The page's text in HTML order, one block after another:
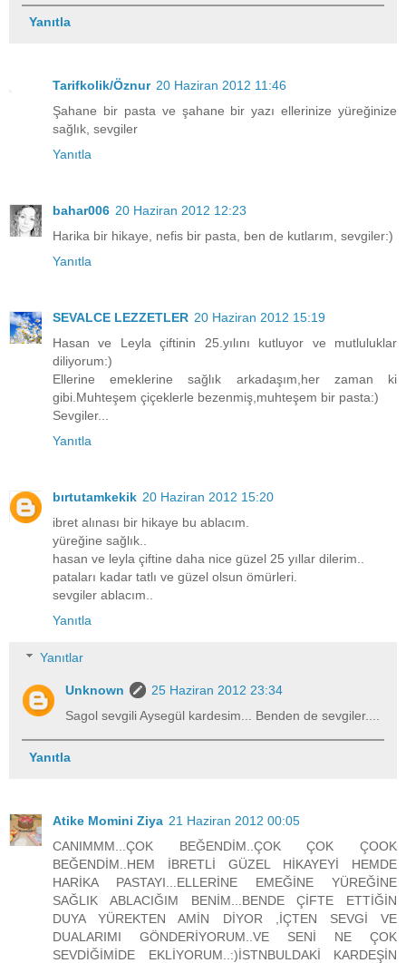
Yanıtla
Tarifkolik/Öznur 20 Haziran 2012 11:46
Şahane bir pasta ve şahane bir yazı ellerinize yüreğinize
sağlık, sevgiler
Yanıtla
bahar006 20 Haziran 2012 12:23
Harika bir hikaye, nefis bir pasta, ben de kutlarım, sevgiler:)
Yanıtla
SEVALCE LEZZETLER 20 Haziran 2012 15:19
Hasan ve Leyla çiftinin 25.yılını kutluyor ve mutluluklar
diliyorum:)
Ellerine emeklerine sağlık arkadaşım,her zaman ki
gibi.Muhteşem çiçeklerle bezenmiş,muhteşem bir pasta:)
Sevgiler...
Yanıtla
bırtutamkekik 20 Haziran 2012 15:20
ibret alınası bir hikaye bu ablacım.
yüreğine sağlık..
hasan ve leyla çiftine daha nice güzel 25 yıllar dilerim..
pataları kadar tatlı ve güzel olsun ömürleri.
sevgiler ablacım..
Yanıtla
Yanıtlar
Unknown
25 Haziran 2012 23:34
Sagol sevgili Aysegül kardesim... Benden de sevgiler....
Yanıtla
Atike Momini Ziya 21 Haziran 2012 00:05
CANIMMM...ÇOK BEĞENDİM..ÇOK ÇOK ÇOOK
BEĞENDİM..HEM İBRETLİ GÜZEL HİKAYEYİ HEMDE
HARİKA PASTAYI...ELLERİNE EMEĞİNE YÜREĞİNE
SAĞLIK ABLACIĞIM BENİM...BENDE ÇİFTE ETTİĞİN
DUYA YÜREKTEN AMİN DİYOR ,İÇTEN SEVGİ VE
DUALARIMI GÖNDERİYORUM..VE SENİ NE ÇOK
SEVDİĞİMİDE EKLİYORUM..:)İSTNBULDAKİ KARDEŞİN